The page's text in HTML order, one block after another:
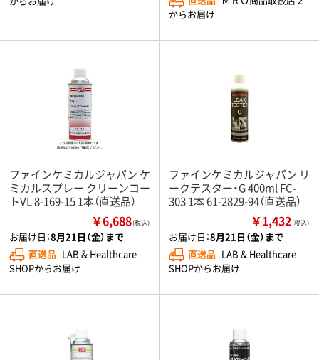
からお届け
ファインケミカルジャパン ケ
ミカルスプレー クリーンコー
トVL 8-169-15 1本（直送品）
￥6,688（税込）
お届け日：8月21日（金）まで
直送品 LAB & Healthcare
SHOPからお届け
ファインケミカルジャパン リ
ークテスター・G 400ml FC-
303 1本 61-2829-94（直送品）
￥1,432（税込）
お届け日：8月21日（金）まで
直送品 LAB & Healthcare
SHOPからお届け